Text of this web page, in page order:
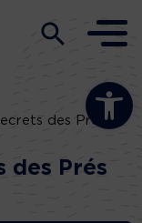
Ouvrir la
des Prés
des Prés